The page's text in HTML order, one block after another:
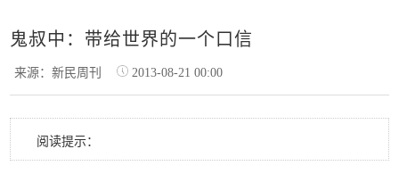
鬼叔中：带给世界的一个口信
来源：新民周刊 2013-08-21 00:00
阅读提示：